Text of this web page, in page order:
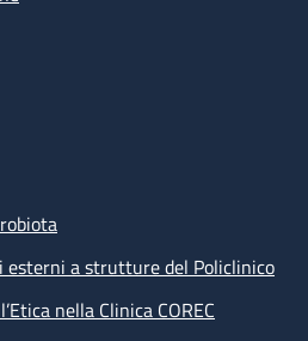
esterni a strutture del Policlinico
nella Clinica COREC